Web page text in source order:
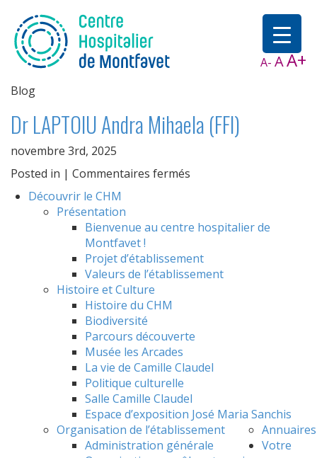
A- AA+
Blog
Dr LAPTOIU Andra Mihaela (FFI)
novembre 3rd, 2025
Posted in | Commentaires fermés
Andra
Mihaela
Découvrir le CHM
Présentation
Bienvenue au centre hospitalier de
Montfavet !
Projet d’établissement
Valeurs de l’établissement
Histoire et Culture
Histoire du CHM
Biodiversité
Parcours découverte
Musée les Arcades
La vie de Camille Claudel
Politique culturelle
Salle Camille Claudel
Espace d’exposition José Maria Sanchis
Organisation de l’établissement
Administration générale
Annuaires
Votre